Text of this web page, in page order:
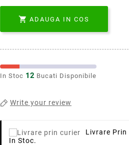
 ADAUGA IN COS
In Stoc 12 Bucati Disponibile
Write your review
Livrare Prin
In Stoc.